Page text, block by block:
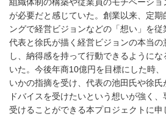
が必要だと感じていた。創業以来、定期
ングで経営ビジョンなどの「想い」を従
代表と徐氏が描く経営ビジョンの本当
し、納得感を持って行動できるように
いた。今後年商10億円を目標にした時
いかの指摘を受け、代表の池田氏や徐
ドバイスを受けたいという想いが強く
受けることができる本プロジェクトに申